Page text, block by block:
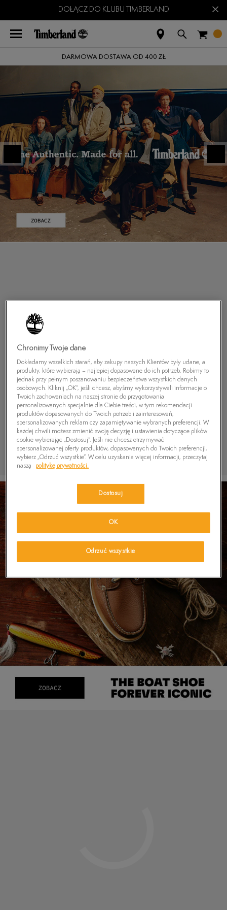
DOŁĄCZ DO KLUBU TIMBERLAND ×
DARMOWA DOSTAWA OD 400 ZŁ
Chronimy Twoje dane
Dokładamy wszelkich starań, aby zakupy naszych Klientów były udane, a
produkty, które wybierają – najlepiej dopasowane do ich potrzeb. Robimy to
jednak przy pełnym poszanowaniu bezpieczeństwa wszystkich danych
osobowych. Kliknij „OK”, jeśli chcesz, abyśmy wykorzystywali informacje o
Twoich zachowaniach na naszej stronie do przygotowania
personalizowanych specjalnie dla Ciebie treści, w tym rekomendacji
produktów dopasowanych do Twoich potrzeb i zainteresowań,
spersonalizowanych reklam czy zapamiętywanie wybranych preferencji. W
każdej chwili możesz zmienić swoją decyzję i ustawienia dotyczące plików
cookie wybierając „Dostosuj”. Jeśli nie chcesz otrzymywać
spersonalizowanej oferty produktów, dopasowanych do Twoich preferencji,
wybierz „Odrzuć wszystkie”. W celu uzyskania więcej informacji, przeczytaj
naszą
politykę prywatności.
Dostosuj
Odrzuć wszystkie
OK